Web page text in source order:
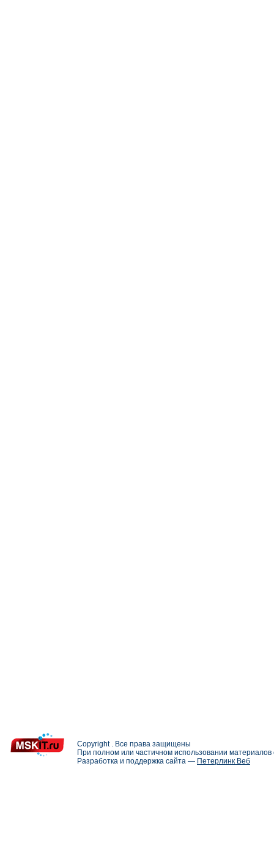
Copyright . Все права защищены
При полном или частичном использовании
Разработка и поддержка сайта — Петерлинк Веб